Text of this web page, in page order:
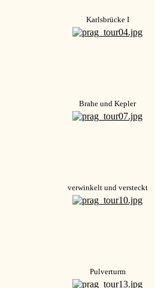
Karlsbrücke I
Brahe und Kepler
verwinkelt und versteckt
Pulverturm